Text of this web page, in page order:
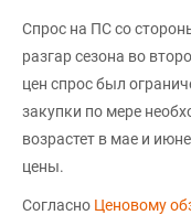
Спрос на ПС со
разгар сезона во
цен спрос был
закупки по мере
возрастет в мае и
цены.
Согласно Ценовому